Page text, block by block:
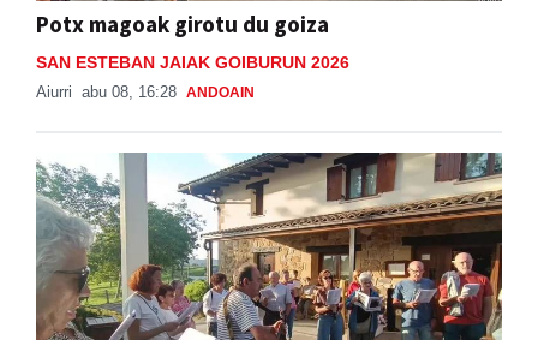
Potx magoak girotu du goiza
SAN ESTEBAN JAIAK GOIBURUN 2026
Aiurri abu 08, 16:28 ANDOAIN